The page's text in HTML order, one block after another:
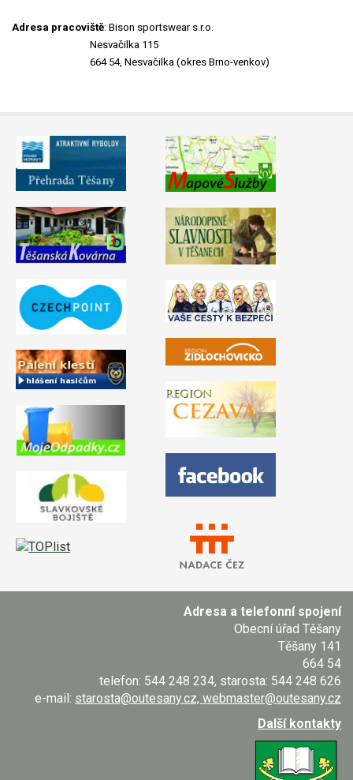
Adresa pracoviště: Bison sportswear s.r.o.
Nesvačilka 115
664 54, Nesvačilka (okres Brno-venkov)
Adresa a telefonní spojení
Obecní úřad Těšany
Těšany 141
664 54
telefon: 544 248 234, starosta: 544 248 626
e-mail: starosta@outesany.cz, webmaster@outesany.cz
Další kontakty